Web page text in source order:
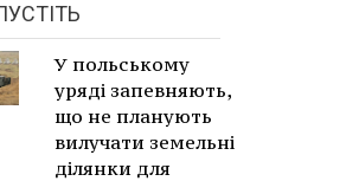
У польському
уряді запевняють,
що не планують
вилучати земельні
ділянки для